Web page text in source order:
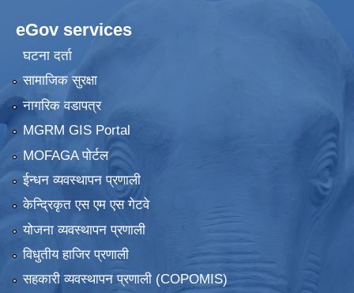
eGov services
घटना दर्ता
सामाजिक सुरक्षा
नागरिक वडापत्र
MGRM GIS Portal
MOFAGA पोर्टल
ईन्धन व्यवस्थापन प्रणाली
केन्द्रिकृत एस एम एस गेटवे
योजना व्यवस्थापन प्रणाली
विधुतीय हाजिर प्रणाली
सहकारी व्यवस्थापन प्रणाली (COPOMIS)